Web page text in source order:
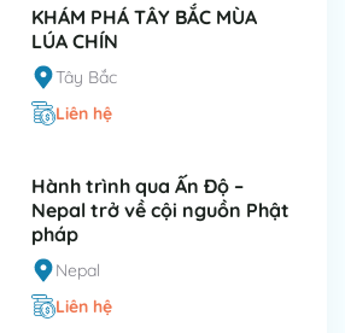
KHÁM PHÁ TÂY BẮC MÙA
LÚA CHÍN
Tây Bắc
Liên hệ
Hành trình qua Ấn Độ –
Nepal trở về cội nguồn Phật
pháp
Nepal
Liên hệ